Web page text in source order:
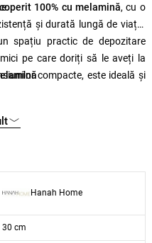
100% cu melamină, cu o
și durată lungă de viață.
spațiu practic de depozitare
pe care doriți să le aveți la
compacte, este ideală și
Hanah Home
30 cm